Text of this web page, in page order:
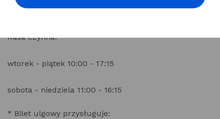
W kasie stacjonarnej w Centrum Witelona.
Kasa czynna:
wtorek - piątek 10:00 - 17:15
sobota - niedziela 11:00 - 16:15
* Bilet ulgowy przysługuje: